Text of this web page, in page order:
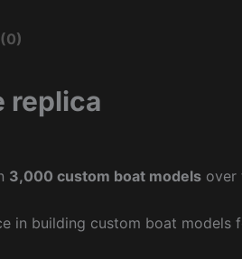
replica
3,000 custom boat models over
in building custom boat models